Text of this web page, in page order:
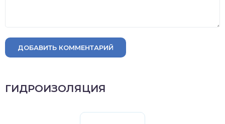
ДОБАВИТЬ КОММЕНТАРИЙ
ГИДРОИЗОЛЯЦИЯ